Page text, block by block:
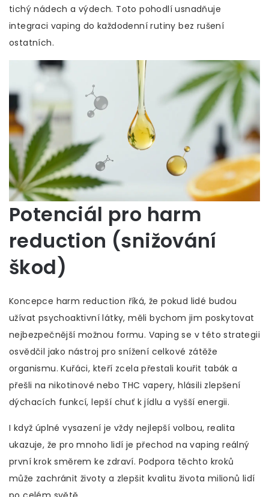
tichý nádech a výdech. Toto pohodlí usnadňuje
integraci vaping do každodenní rutiny bez rušení
ostatních.
Potenciál pro harm
reduction (snižování
škod)
Koncepce harm reduction říká, že pokud lidé budou
užívat psychoaktivní látky, měli bychom jim poskytovat
nejbezpečnější možnou formu. Vaping se v této strategii
osvědčil jako nástroj pro snížení celkové zátěže
organismu. Kuřáci, kteří zcela přestali kouřit tabák a
přešli na nikotinové nebo THC vapery, hlásili zlepšení
dýchacích funkcí, lepší chuť k jídlu a vyšší energii.
I když úplné vysazení je vždy nejlepší volbou, realita
ukazuje, že pro mnoho lidí je přechod na vaping reálný
první krok směrem ke zdraví. Podpora těchto kroků
může zachránit životy a zlepšit kvalitu života milionů lidí